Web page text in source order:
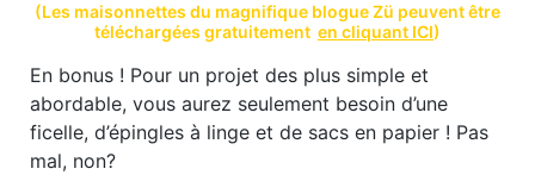
(Les maisonnettes du magnifique blogue Zü peuvent être
téléchargées gratuitement en cliquant ICI)
En bonus ! Pour un projet des plus simple et
abordable, vous aurez seulement besoin d’une
ficelle, d’épingles à linge et de sacs en papier ! Pas
mal, non?